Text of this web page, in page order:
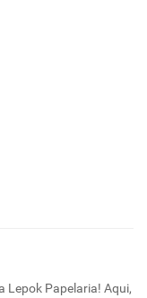
Lepok Papelaria! Aqui,